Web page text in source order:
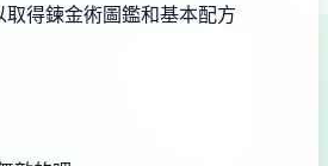
得鍊金術圖鑑和基本配方